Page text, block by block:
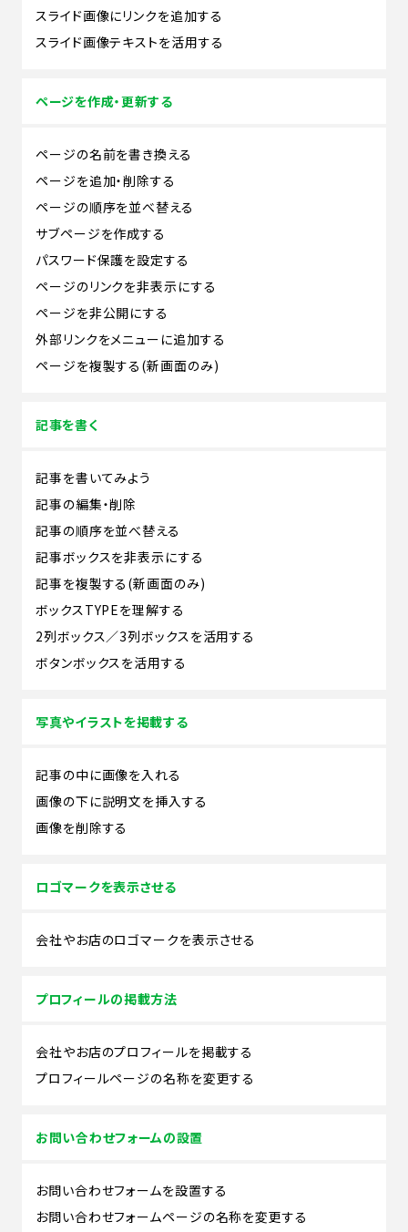
スライド画像にリンクを追加する
スライド画像テキストを活用する
ページを作成・更新する
ページの名前を書き換える
ページを追加・削除する
ページの順序を並べ替える
サブページを作成する
パスワード保護を設定する
ページのリンクを非表示にする
ページを非公開にする
外部リンクをメニューに追加する
ページを複製する(新画面のみ)
記事を書く
記事を書いてみよう
記事の編集・削除
記事の順序を並べ替える
記事ボックスを非表示にする
記事を複製する(新画面のみ)
ボックスTYPEを理解する
2列ボックス／3列ボックスを活用する
ボタンボックスを活用する
写真やイラストを掲載する
記事の中に画像を入れる
画像の下に説明文を挿入する
画像を削除する
ロゴマークを表示させる
会社やお店のロゴマークを表示させる
プロフィールの掲載方法
会社やお店のプロフィールを掲載する
プロフィールページの名称を変更する
お問い合わせフォームの設置
お問い合わせフォームを設置する
お問い合わせフォームページの名称を変更する